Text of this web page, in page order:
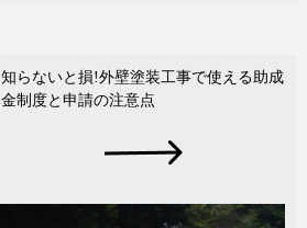
知らないと損!外壁塗装工事で使える助成
金制度と申請の注意点